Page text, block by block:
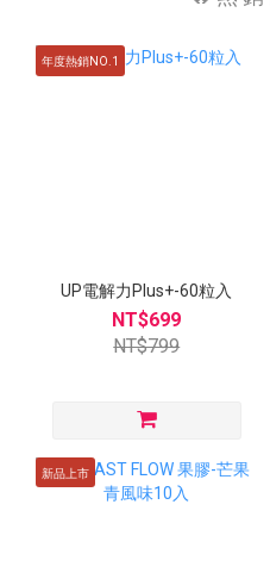
年度熱銷NO.1
UP電解力Plus+-60粒入
NT$699
NT$799
新品上市